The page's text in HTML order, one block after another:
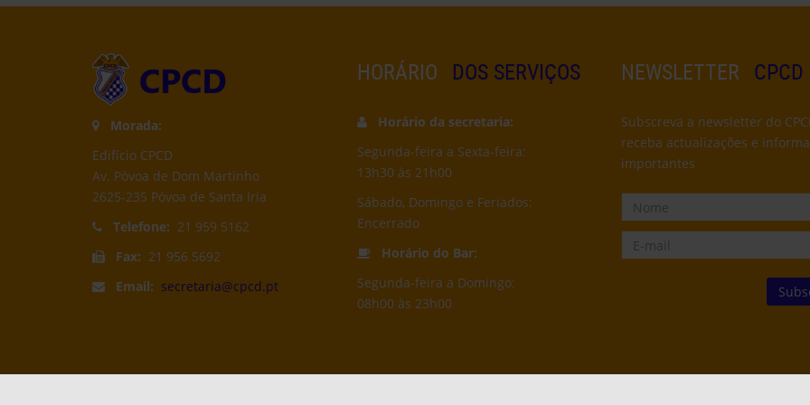
Morada:
Edifício CPCD
Av. Póvoa de Dom Martinho
2625-235 Póvoa de Santa Iria
Telefone: 21 959 5162
Fax: 21 956 5692
Email: secretaria@cpcd.pt
HORÁRIO DOS SERVIÇOS
Horário da secretaria:
Segunda-feira a Sexta-feira:
13h30 às 21h00
Sábado, Domingo e Feriados:
Encerrado
Horário do Bar:
Segunda-feira a Domingo:
08h00 às 23h00
NEWSLETTER CPCD
Subscreva a newsletter do
receba actualizações e
importantes